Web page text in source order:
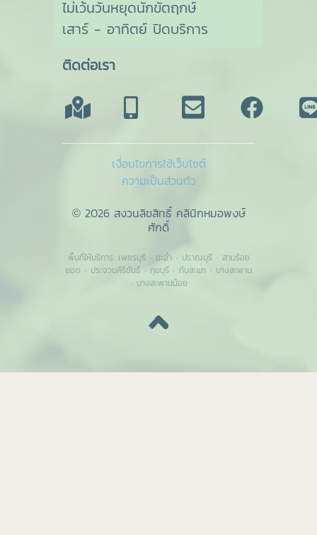
ไม่เว้นวันหยุดนักขัตฤกษ์
เสาร์ - อาทิตย์ ปิดบริการ
ติดต่อเรา
เงื่อนไขการใช้เว็บไซต์
ความเป็นส่วนตัว
© 2026 สงวนลิขสิทธิ์ คลินิกหมอพงษ์
ศักดิ์
พื้นที่ให้บริการ: เพชรบุรี · ชะอำ· ปราณบุรี · สามร้อย
ยอด · ประจวบคีรีขันธ์ · กุยบุรี · ทับสะแก · บางสะพาน
· บางสะพานน้อย